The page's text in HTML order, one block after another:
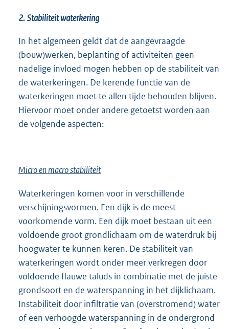
2.Stabiliteit waterkering
In het algemeen geldt dat de aangevraagde
(bouw)werken, beplanting of activiteiten geen
nadelige invloed mogen hebben op de stabiliteit van
de waterkeringen. De kerende functie van de
waterkeringen moet te allen tijde behouden blijven.
Hiervoor moet onder andere getoetst worden aan
de volgende aspecten:
Micro en macro stabiliteit
Waterkeringen komen voor in verschillende
verschijningsvormen. Een dijk is de meest
voorkomende vorm. Een dijk moet bestaan uit een
voldoende groot grondlichaam om de waterdruk bij
hoogwater te kunnen keren. De stabiliteit van
waterkeringen wordt onder meer verkregen door
voldoende flauwe taluds in combinatie met de juiste
grondsoort en de waterspanning in het dijklichaam.
Instabiliteit door infiltratie van (overstromend) water
of een verhoogde waterspanning in de ondergrond